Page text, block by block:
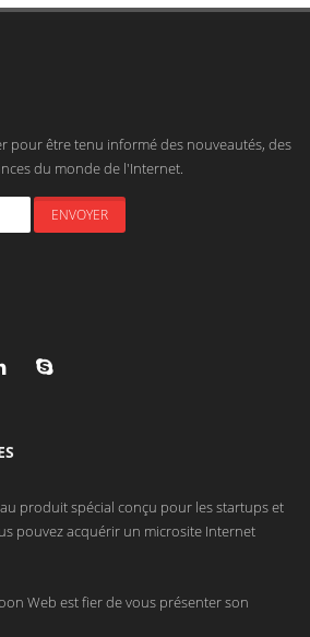
pour être tenu informé des nouveautés, des
du monde de l'Internet.
produit spécial conçu pour les startups et
pouvez acquérir un microsite Internet
un design à la hauteur de votre service.
.eu et une boîte mail.
Web est fier de vous présenter son